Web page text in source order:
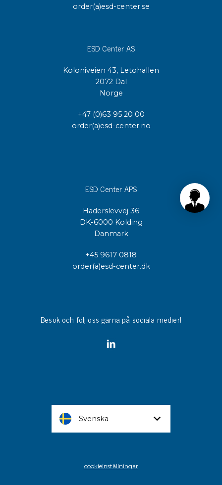
order(a)esd-center.se
ESD Center AS
Koloniveien 43, Letohallen
2072 Dal
Norge
+47 (0)63 95 20 00
order(a)esd-center.no
ESD Center APS
Haderslevvej 36
DK-6000 Kolding
Danmark
+45 9617 0818
order(a)esd-center.dk
Besök och följ oss gärna på sociala medier!
Svenska
cookieinställningar